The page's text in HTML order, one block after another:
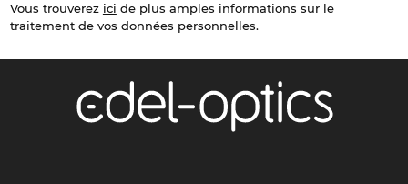
Vous trouverez ici de plus amples informations sur le
traitement de vos données personnelles.